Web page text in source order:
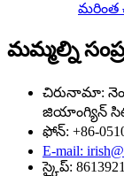
మరింత
మమ్మల్ని
చిరునామా: నెం.
జియాంగ్యిన్
ఫోన్: +86-
E-mail:
స్కైప్: